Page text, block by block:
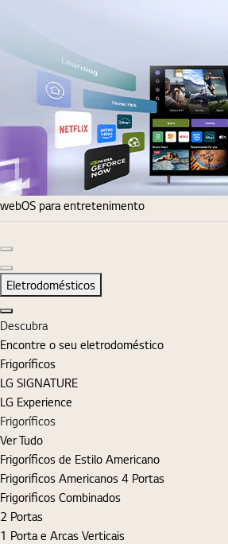
webOS para entretenimento
Diapositivo seguinte
Eletrodomésticos
Fechar
Descubra
Encontre o seu eletrodoméstico
Frigoríficos
LG SIGNATURE
LG Experience
Frigoríficos
Ver Tudo
Frigoríficos de Estilo Americano
Frigorificos Americanos 4 Portas
Frigorificos Combinados
2 Portas
1 Porta e Arcas Verticais